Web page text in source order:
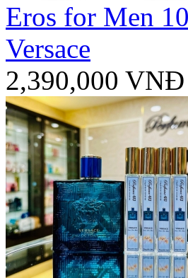
Eros for Men
Versace
2,390,000 VNĐ